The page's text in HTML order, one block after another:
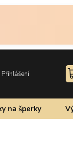
Přihlášení
na šperky